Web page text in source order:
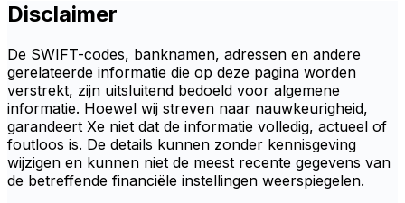
Disclaimer
De SWIFT-codes, banknamen, adressen en andere
gerelateerde informatie die op deze pagina worden
verstrekt, zijn uitsluitend bedoeld voor algemene
informatie. Hoewel wij streven naar nauwkeurigheid,
garandeert Xe niet dat de informatie volledig, actueel of
foutloos is. De details kunnen zonder kennisgeving
wijzigen en kunnen niet de meest recente gegevens van
de betreffende financiële instellingen weerspiegelen.